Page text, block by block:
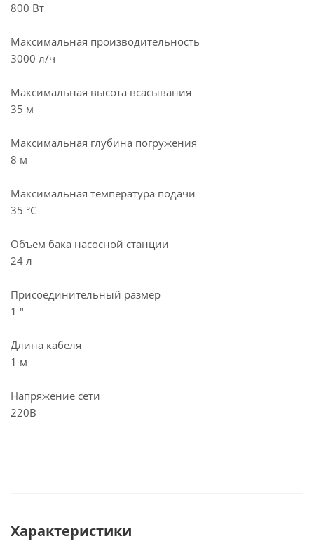
800 Вт
Максимальная производительность
3000 л/ч
Максимальная высота всасывания
35 м
Максимальная глубина погружения
8 м
Максимальная температура подачи
35 °С
Объем бака насосной станции
24 л
Присоединительный размер
1 "
Длина кабеля
1 м
Напряжение сети
220В
Характеристики